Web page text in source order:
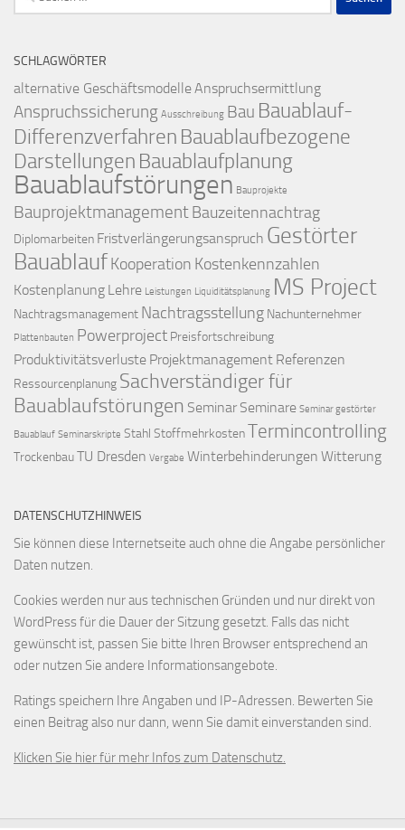
nach:
SCHLAGWÖRTER
alternative GeschäftsmodelleAnspruchsermittlung
Anspruchssicherung Ausschreibung Bau Bauablauf-
Differenzverfahren Bauablaufbezogene
Darstellungen Bauablaufplanung
Bauablaufstörungen Bauprojekte
Bauprojektmanagement Bauzeitennachtrag
Diplomarbeiten Fristverlängerungsanspruch Gestörter
Bauablauf Kooperation Kostenkennzahlen
Kostenplanung Lehre Leistungen Liquiditätsplanung MS Project
Nachtragsmanagement Nachtragsstellung Nachunternehmer
Plattenbauten Powerproject Preisfortschreibung
Produktivitätsverluste Projektmanagement Referenzen
Ressourcenplanung Sachverständiger für
Bauablaufstörungen Seminar Seminare Seminar gestörter
Bauablauf Seminarskripte Stahl StoffmehrkostenTermincontrolling
TrockenbauTU Dresden Vergabe Winterbehinderungen Witterung
DATENSCHUTZHINWEIS
Sie können diese Internetseite auch ohne die Angabe persönlicher
Daten nutzen.
Cookies werden nur aus technischen Gründen und nur direkt von
WordPress für die Dauer der Sitzung gesetzt. Falls das nicht
gewünscht ist, passen Sie bitte Ihren Browser entsprechend an
oder nutzen Sie andere Informationsangebote.
Ratings speichern Ihre Angaben und IP-Adressen. Bewerten Sie
einen Beitrag also nur dann, wenn Sie damit einverstanden sind.
Klicken Sie hier für mehr Infos zum Datenschutz.